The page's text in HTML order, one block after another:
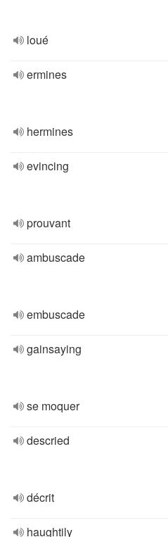
loué
ermines
hermines
evincing
prouvant
ambuscade
embuscade
gainsaying
se moquer
descried
décrit
haughtily